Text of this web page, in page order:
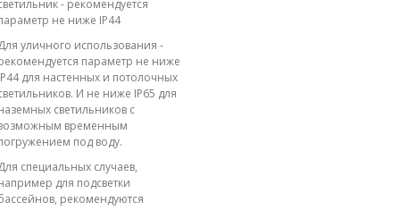
- рекомендуется
не ниже IP44
уличного использования -
параметр не ниже
для настенных и потолочных
И не ниже IP65 для
светильников с
временным
под воду.
специальных случаев,
для подсветки
рекомендуются